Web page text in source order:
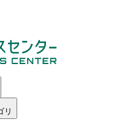
リ